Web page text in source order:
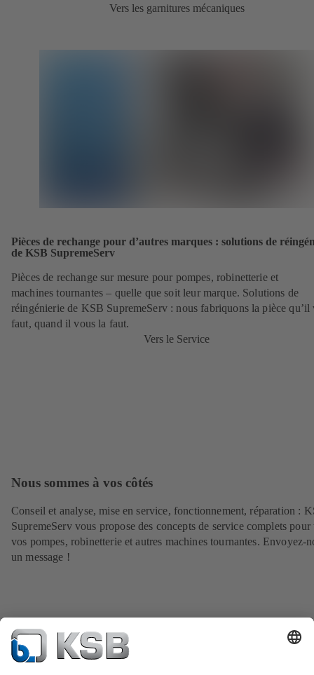
Vers les garnitures mécaniques
Pièces de rechange pour d’autres marques : solutions de
de KSB SupremeServ
Pièces de rechange sur mesure pour pompes, robinetterie et
machines tournantes – quelle que soit leur marque. Solutions de
réingénierie de KSB SupremeServ : nous fabriquons la pièce qu’il
faut, quand il vous la faut.
Vers le Service
Nous sommes à vos côtés
Conseil et analyse, mise en service, fonctionnement, réparation :
SupremeServ vous propose des concepts de service complets pour
vos pompes, robinetterie et autres machines tournantes. Envoyez-
un message !